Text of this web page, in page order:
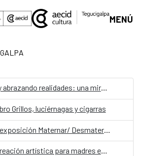
MENÚ
Desatando mitos y abrazando realidades: una mirada empática a la lactancia y la maternidad
Grillos, luciérnagas y cigarras
Inauguración de la exposición Maternar/ Desmaternar. Entre el cuido y la ausencia.
Nenetl - Taller de creación artística para madres en duelo gestacional, perinatal y neonatal